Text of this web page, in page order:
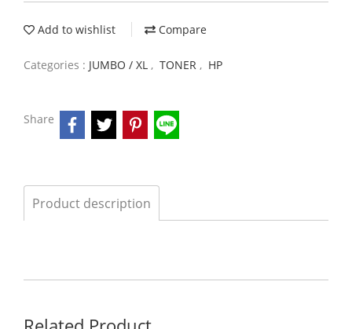
Add to wishlist Compare
Categories : JUMBO / XL , TONER , HP
Share
Product description